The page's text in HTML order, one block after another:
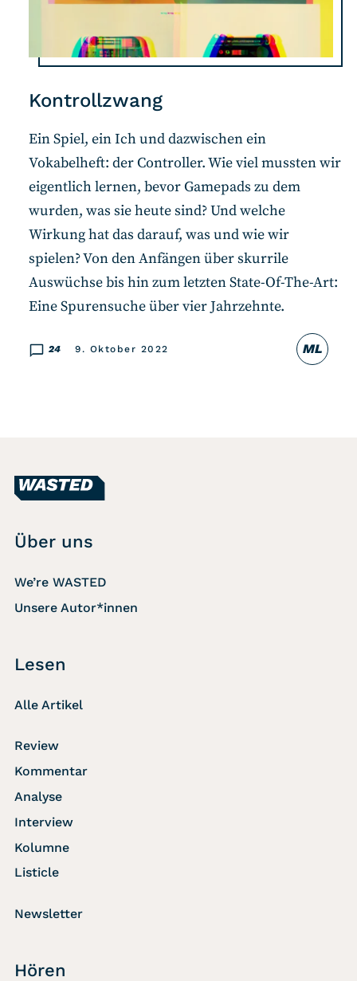
Kontrollzwang
ML
24 9. Oktober 2022
Ein Spiel, ein Ich und dazwischen ein
Vokabelheft: der Controller. Wie viel mussten wir
eigentlich lernen, bevor Gamepads zu dem
wurden, was sie heute sind? Und welche
Wirkung hat das darauf, was und wie wir
spielen? Von den Anfängen über skurrile
Auswüchse bis hin zum letzten State-Of-The-Art:
Eine Spurensuche über vier Jahrzehnte.
Über uns
We’re WASTED
Unsere Autor*innen
Lesen
Alle Artikel
Review
Kommentar
Analyse
Interview
Kolumne
Listicle
Newsletter
Hören